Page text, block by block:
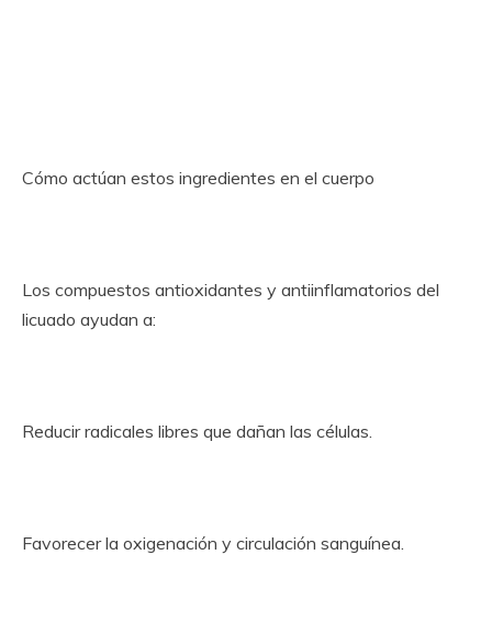
Cómo actúan estos ingredientes en el cuerpo
Los compuestos antioxidantes y antiinflamatorios del
licuado ayudan a:
Reducir radicales libres que dañan las células.
Favorecer la oxigenación y circulación sanguínea.